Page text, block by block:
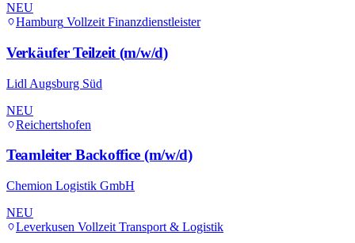
NEU
Hamburg Vollzeit Finanzdienstleister
Verkäufer Teilzeit (m/w/d)
Lidl Augsburg Süd
NEU
Reichertshofen
Teamleiter Backoffice (m/w/d)
Chemion Logistik GmbH
NEU
Leverkusen Vollzeit Transport & Logistik